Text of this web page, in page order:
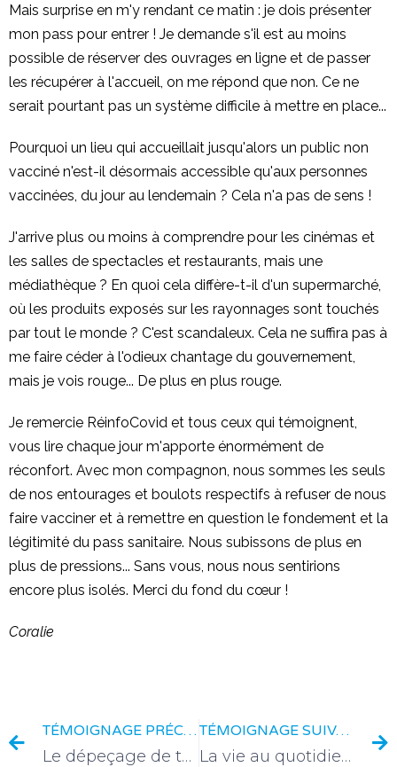
Mais surprise en m'y rendant ce matin : je dois présenter
mon pass pour entrer ! Je demande s'il est au moins
possible de réserver des ouvrages en ligne et de passer
les récupérer à l'accueil, on me répond que non. Ce ne
serait pourtant pas un système difficile à mettre en place...
Pourquoi un lieu qui accueillait jusqu'alors un public non
vacciné n'est-il désormais accessible qu'aux personnes
vaccinées, du jour au lendemain ? Cela n'a pas de sens !
J'arrive plus ou moins à comprendre pour les cinémas et
les salles de spectacles et restaurants, mais une
médiathèque ? En quoi cela diffère-t-il d'un supermarché,
où les produits exposés sur les rayonnages sont touchés
par tout le monde ? C'est scandaleux. Cela ne suffira pas à
me faire céder à l'odieux chantage du gouvernement,
mais je vois rouge... De plus en plus rouge.
Je remercie RéinfoCovid et tous ceux qui témoignent,
vous lire chaque jour m'apporte énormément de
réconfort. Avec mon compagnon, nous sommes les seuls
de nos entourages et boulots respectifs à refuser de nous
faire vacciner et à remettre en question le fondement et la
légitimité du pass sanitaire. Nous subissons de plus en
plus de pressions... Sans vous, nous nous sentirions
encore plus isolés. Merci du fond du cœur !
Coralie
TÉMOIGNAGE PRÉCÉDENT
Le dépeçage de tout ce qui fait société
TÉMOIGNAGE SUIVANT
La vie au quotidien, sans pass.